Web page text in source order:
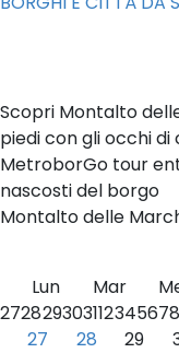
Scopri Montalto
piedi con gli occhi di
MetroborGo tour
nascosti del borgo
Montalto delle
Lun Mar
272829303112345678
27
28 29